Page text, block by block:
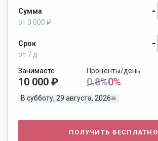
Сумма -
от 3 000 ₽
Срок -
от 7 д
Занимаете
10 000 ₽
Проценты/день
0.8%0%
В субботу, 29 августа, 2026
получить бесплатно